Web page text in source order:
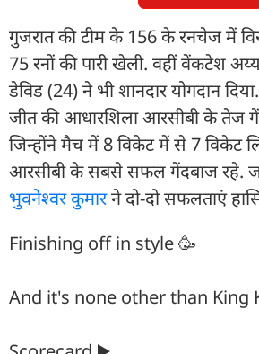
गुजरात की टीम के 156 के रनचेज में
75 रनों की पारी खेली. वहीं वेंकटेश
डेव‍िड (24) ने भी शानदार योगदान
जीत की आधारश‍िला आरसीबी के तेज
ज‍िन्होंने मैच में 8 व‍िकेट में से 7 व‍िकेट
आरसीबी के सबसे सफल गेंदबाज रहे.
भुवनेश्वर कुमारने दो-दो सफलताएं
Finishing off in style 🥳
And it's none other than King